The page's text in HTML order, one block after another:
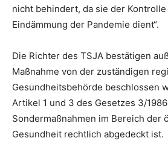
nicht behindert, da sie der
Eindämmung der Pandemie dient“.
Die Richter des TSJA bestätigen
Maßnahme von der zuständigen
Gesundheitsbehörde beschlossen
Artikel 1 und 3 des Gesetzes 3/
Sondermaßnahmen im Bereich der
Gesundheit rechtlich abgedeckt ist.